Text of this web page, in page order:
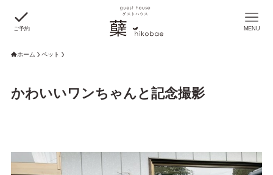
ご予約 MENU
ホーム ペット
かわいいワンちゃんと記念撮影